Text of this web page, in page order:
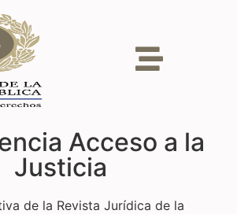
Acceso a la
Justicia
de la Revista Jurídica de la